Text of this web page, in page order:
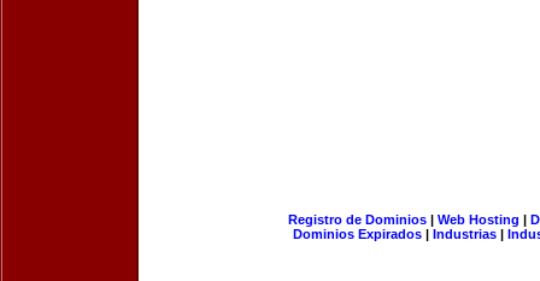
Registro de Dominios| Web Hosting |
Dominios Expirados | Industrias |